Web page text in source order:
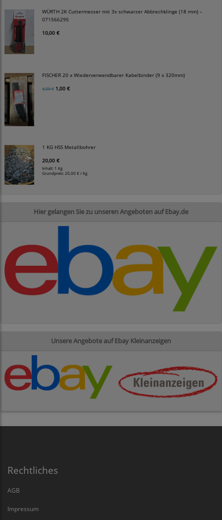
WÜRTH 2K Cuttermesser mit 3x schwarzer Abbrechklinge (18 mm) –
071566295
10,00 €
FISCHER 20 x Wiederverwendbarer Kabelbinder (9 x 320mm)
4,00 € 1,00 €
1 KG HSS Metallbohrer
20,00 €
Inhalt: 1 Kg
Grundpreis: 20,00 € / Kg
Hier gelangen Sie zu unseren Angeboten auf Ebay.de
Unsere Angebote auf Ebay Kleinanzeigen
Rechtliches
AGB
Impressum